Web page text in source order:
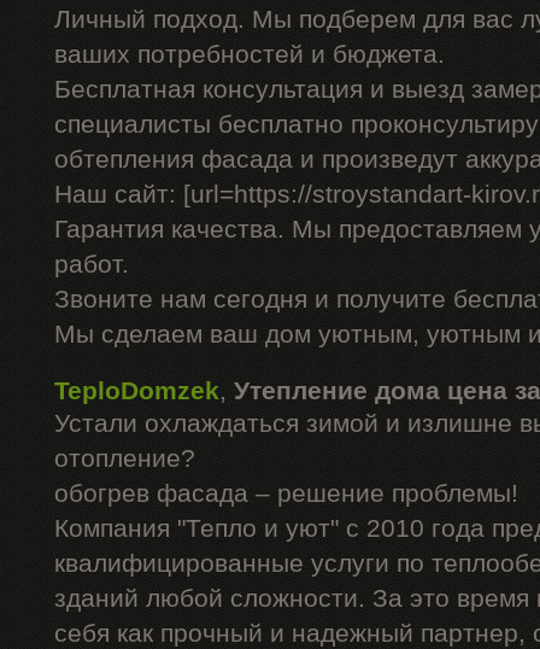
Личный подход. Мы подберем для вас
ваших потребностей и бюджета.
Бесплатная консультация и выезд
специалисты бесплатно
обтепления фасада и произведут
Наш сайт: [url=https://stroystandart-
Гарантия качества. Мы предоставляем
работ.
Звоните нам сегодня и получите
Мы сделаем ваш дом уютным, уютным
TeploDomzek, Утепление дома цена за
Устали охлаждаться зимой и излишне
отопление?
обогрев фасада – решение проблемы!
Компания "Тепло и уют" с 2010 года
квалифицированные услуги по
зданий любой сложности. За это
себя как прочный и надежный партнер,